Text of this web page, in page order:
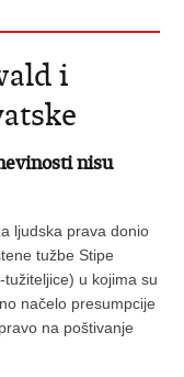
i
nisu
ljudska prava donio
tužbe Stipe
u kojima su
načelo presumpcije
na poštivanje